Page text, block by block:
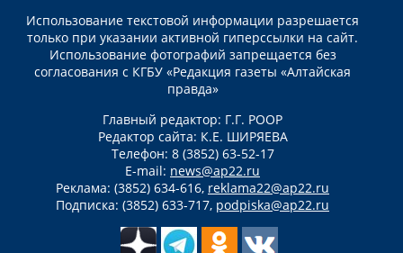
Использование текстовой информации разрешается
только при указании активной гиперссылки на сайт.
Использование фотографий запрещается без
согласования с КГБУ «Редакция газеты «Алтайская
правда»
Главный редактор: Г.Г. РООР
Редактор сайта: К.Е. ШИРЯЕВА
Телефон: 8 (3852) 63-52-17
E-mail: news@ap22.ru
Реклама: (3852) 634-616, reklama22@ap22.ru
Подписка: (3852) 633-717, podpiska@ap22.ru